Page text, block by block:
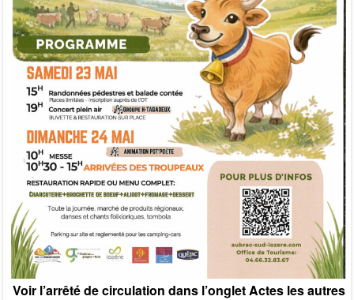
Voir l’arrêté de circulation dans l’onglet Actes les autres